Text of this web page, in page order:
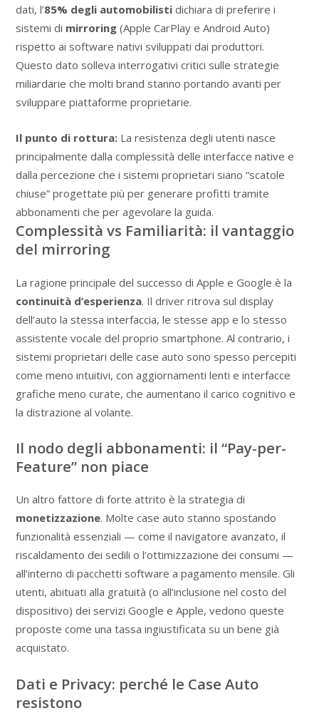
dati, l’85% degli automobilistidichiara di preferire i
sistemi di mirroring(Apple CarPlay e Android Auto)
rispetto ai software nativi sviluppati dai produttori.
Questo dato solleva interrogativi critici sulle strategie
miliardarie che molti brand stanno portando avanti per
sviluppare piattaforme proprietarie.
Il punto di rottura:La resistenza degli utenti nasce
principalmente dalla complessità delle interfacce native e
dalla percezione che i sistemi proprietari siano “scatole
chiuse” progettate più per generare profitti tramite
abbonamenti che per agevolare la guida.
Complessità vs Familiarità: il vantaggio
del mirroring
La ragione principale del successo di Apple e Google è la
continuità d’esperienza. Il driver ritrova sul display
dell’auto la stessa interfaccia, le stesse app e lo stesso
assistente vocale del proprio smartphone. Al contrario, i
sistemi proprietari delle case auto sono spesso percepiti
come meno intuitivi, con aggiornamenti lenti e interfacce
grafiche meno curate, che aumentano il carico cognitivo e
la distrazione al volante.
Il nodo degli abbonamenti: il “Pay-per-
Feature” non piace
Un altro fattore di forte attrito è la strategia di
monetizzazione. Molte case auto stanno spostando
funzionalità essenziali — come il navigatore avanzato, il
riscaldamento dei sedili o l’ottimizzazione dei consumi —
all’interno di pacchetti software a pagamento mensile. Gli
utenti, abituati alla gratuità (o all’inclusione nel costo del
dispositivo) dei servizi Google e Apple, vedono queste
proposte come una tassa ingiustificata su un bene già
acquistato.
Dati e Privacy: perché le Case Auto
resistono